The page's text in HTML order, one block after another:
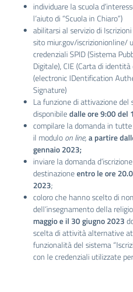
individuare la scuola
l’aiuto di “Scuola in Chiaro”)
abilitarsi al servizio di
sito miur.gov/iscrizionionline/
credenziali SPID (Sistema
Digitale), CIE (Carta di
(electronic IDentification
Signature)
La funzione di attivazione del
disponibiledalle ore 9:00 del
compilare la domanda in
il modulo on line,a partire
gennaio 2023;
inviare la domanda
destinazioneentro le ore
2023;
coloro che hanno scelto di
dell’insegnamento della
maggio e il 30 giugno 2023
scelta di attività alternative
funzionalità del sistema
con le credenziali utilizzate